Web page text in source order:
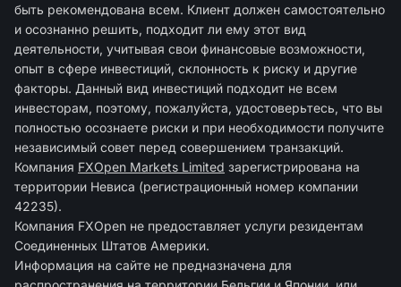
быть рекомендована всем. Клиент должен самостоятельно
и осознанно решить, подходит ли ему этот вид
деятельности, учитывая свои финансовые возможности,
опыт в сфере инвестиций, склонность к риску и другие
факторы. Данный вид инвестиций подходит не всем
инвесторам, поэтому, пожалуйста, удостоверьтесь, что вы
полностью осознаете риски и при необходимости получите
независимый совет перед совершением транзакций.
Компания FXOpen Markets Limited зарегиcтрирована на
территории Невиса (регистрационный номер компании
42235).
Компания FXOpen не предоставляет услуги резидентам
Соединенных Штатов Америки.
Информация на сайте не предназначена для